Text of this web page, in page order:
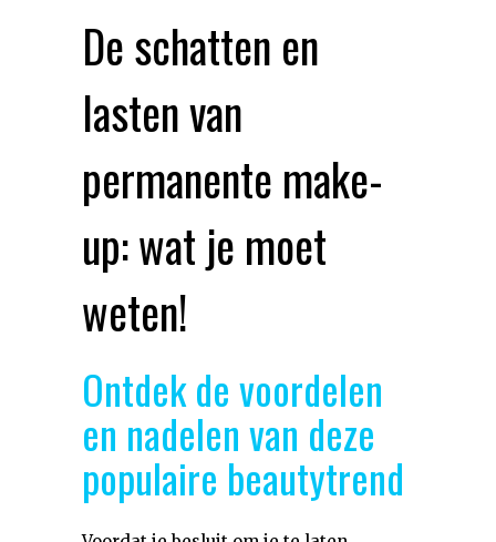
De schatten en
lasten van
permanente make-
up: wat je moet
weten!
Ontdek de voordelen
en nadelen van deze
populaire beautytrend